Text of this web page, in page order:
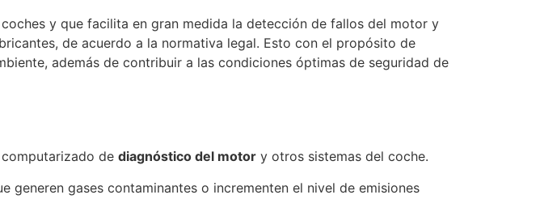
y que facilita en gran medida la detección de fallos del motor y
de acuerdo a la normativa legal. Esto con el propósito de
además de contribuir a las condiciones óptimas de seguridad de
de diagnóstico del motor y otros sistemas del coche.
gases contaminantes o incrementen el nivel de emisiones